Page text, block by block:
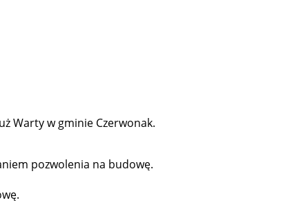
Warty w gminie Czerwonak.
pozwolenia na budowę.